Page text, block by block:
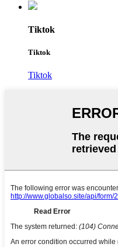
Tiktok
Tiktok
Tiktok